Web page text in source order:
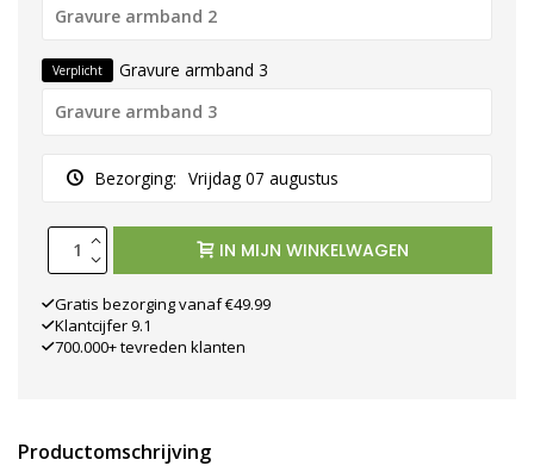
Verplicht Gravure armband 3
Bezorging: Vrijdag 07 augustus
IN MIJN WINKELWAGEN
Gratis bezorging vanaf €49.99
Klantcijfer 9.1
700.000+ tevreden klanten
Productomschrijving